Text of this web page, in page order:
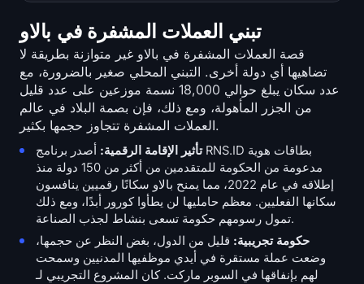
تبني العملات المشفرة في بالاو
قصة العملات المشفرة في بالاو غير متوازنة بطريقة لا
تضاهيها أي دولة أخرى. التبني المحلي صغير بالضرورة، مع
عدد سكان يبلغ حوالي 18,000 نسمة موزعين على عدد قليل
من الجزر المأهولة، ومع ذلك، فإن بصمة البلاد في عالم
العملات المشفرة تتجاوز حجمها بكثير.
تأثير الإقامة الرقمية: أصدر برنامج RNS.ID بطاقات هوية
مدعومة من الحكومة للمتقدمين من أكثر من 150 دولة منذ
إطلاقه في عام 2022، مما يمنح بالاو سكانًا رقميين ينافسون
سكانها الفعليين. معظم حامليها لن يطأوا كورور أبدًا، ومع ذلك
تمول رسومهم حكومة تسعى بنشاط لجذب الصناعة.
حكومة تجريبية: قليل من الدول، بغض النظر عن حجمها،
وضعت عملة مستقرة في أيدي موظفيها المدنيين وسمحت
لهم بإنفاقها في السوبر ماركت. كان المشروع التجريبي لـ